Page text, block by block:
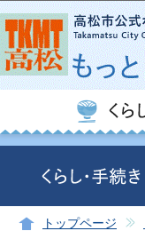
トップページ